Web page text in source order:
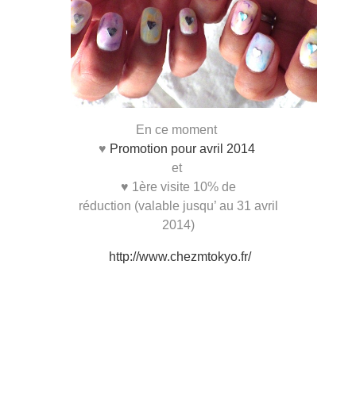
En ce moment
♥ Promotion pour avril 2014
et
♥ 1ère visite 10% de
réduction (valable jusqu’ au 31 avril
2014)
http://www.chezmtokyo.fr/